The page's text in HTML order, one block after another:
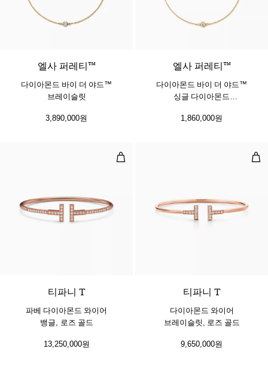
​​엘사 퍼레티™
다이아몬드 바이 더 야드™
브레이슬릿
3,890,000원
엘사 퍼레티™
다이아몬드 바이 더 야드™
싱글 다이아몬드
1,860,000원
파베 다이아몬드 와이어 뱅글, 로즈
티파니 T
파베 다이아몬드 와이어
뱅글, 로즈 골드
13,250,000원
다
티파니 T
다이아몬드 와이어
브레이슬릿, 로즈 골드
9,650,000원